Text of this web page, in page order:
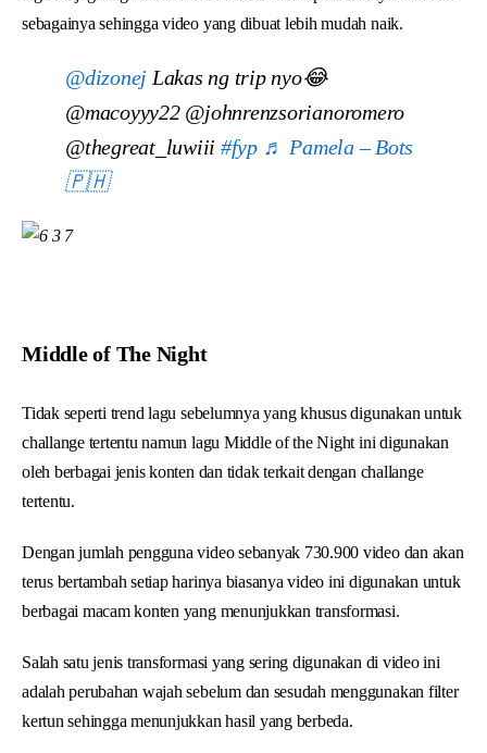
sebagainya sehingga video yang dibuat lebih mudah naik.
@dizonej Lakas ng trip nyo😂
@macoyyy22 @johnrenzsorianoromero
@thegreat_luwiii #fyp ♬ Pamela – Bots
🇵🇭
Middle of The Night
Tidak seperti trend lagu sebelumnya yang khusus digunakan untuk
challange tertentu namun lagu Middle of the Night ini digunakan
oleh berbagai jenis konten dan tidak terkait dengan challange
tertentu.
Dengan jumlah pengguna video sebanyak 730.900 video dan akan
terus bertambah setiap harinya biasanya video ini digunakan untuk
berbagai macam konten yang menunjukkan transformasi.
Salah satu jenis transformasi yang sering digunakan di video ini
adalah perubahan wajah sebelum dan sesudah menggunakan filter
kertun sehingga menunjukkan hasil yang berbeda.